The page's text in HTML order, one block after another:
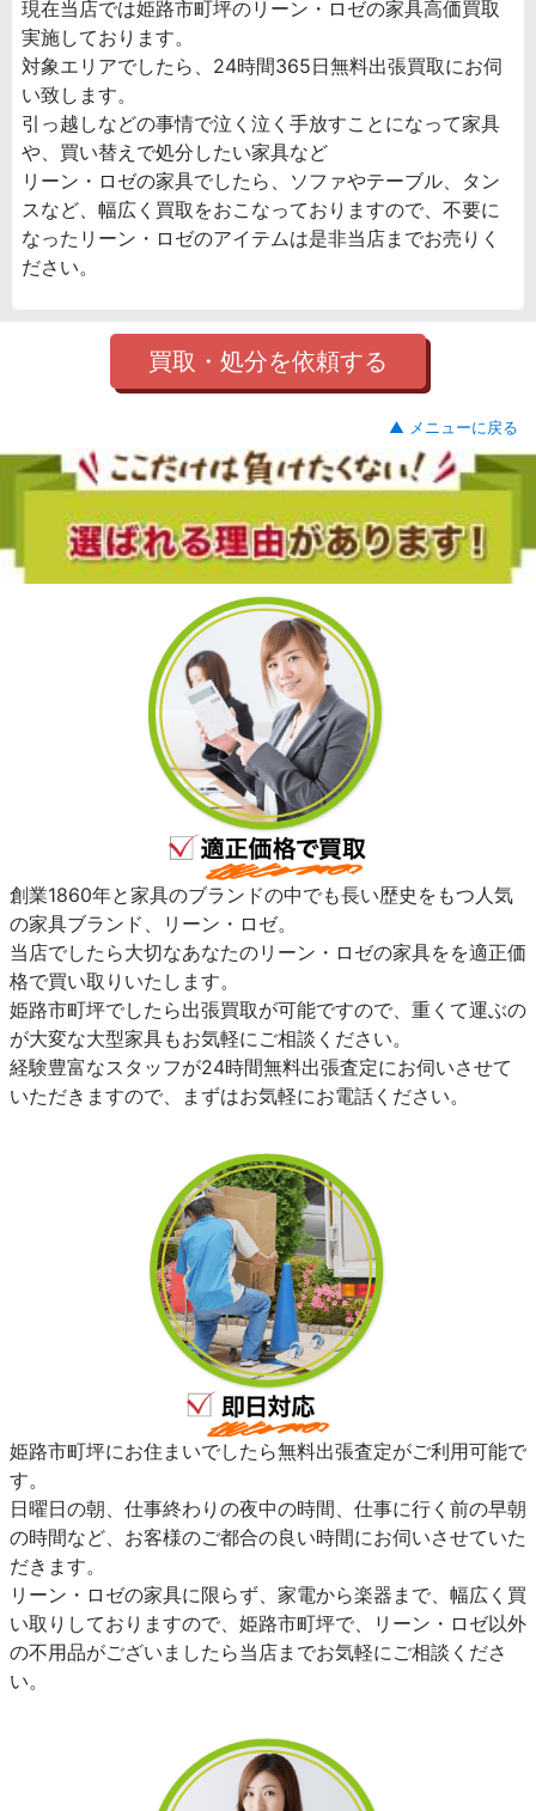
現在当店では姫路市町坪のリーン・ロゼの家具高価買取
実施しております。
対象エリアでしたら、24時間365日無料出張買取にお伺
い致します。
引っ越しなどの事情で泣く泣く手放すことになって家具
や、買い替えで処分したい家具など
リーン・ロゼの家具でしたら、ソファやテーブル、タン
スなど、幅広く買取をおこなっておりますので、不要に
なったリーン・ロゼのアイテムは是非当店までお売りく
ださい。
買取・処分を依頼する
▲ メニューに戻る
創業1860年と家具のブランドの中でも長い歴史をもつ人気
の家具ブランド、リーン・ロゼ。
当店でしたら大切なあなたのリーン・ロゼの家具をを適正価
格で買い取りいたします。
姫路市町坪でしたら出張買取が可能ですので、重くて運ぶの
が大変な大型家具もお気軽にご相談ください。
経験豊富なスタッフが24時間無料出張査定にお伺いさせて
いただきますので、まずはお気軽にお電話ください。
姫路市町坪にお住まいでしたら無料出張査定がご利用可能で
す。
日曜日の朝、仕事終わりの夜中の時間、仕事に行く前の早朝
の時間など、お客様のご都合の良い時間にお伺いさせていた
だきます。
リーン・ロゼの家具に限らず、家電から楽器まで、幅広く買
い取りしておりますので、姫路市町坪で、リーン・ロゼ以外
の不用品がございましたら当店までお気軽にご相談くださ
い。